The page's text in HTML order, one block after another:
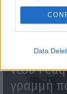
Data
Skoda:
νέου
γραμμή